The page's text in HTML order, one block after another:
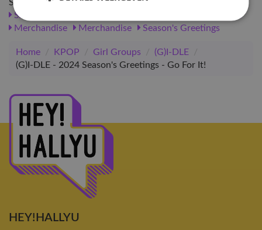
Shop meer
SALE
Merchandise
Merchandise Season's Greetings
Home / KPOP / Girl Groups / (G)I-DLE
/
(G)I-DLE - 2024 Season's Greetings - Go For It!
HEY!HALLYU